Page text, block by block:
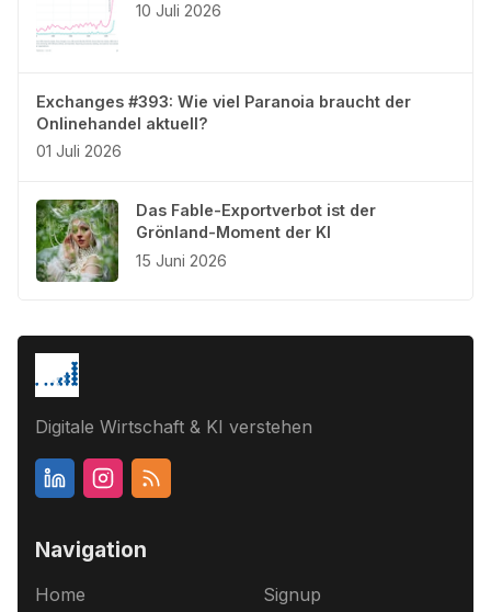
10 Juli 2026
Exchanges #393: Wie viel Paranoia braucht der
Onlinehandel aktuell?
01 Juli 2026
Das Fable-Exportverbot ist der
Grönland-Moment der KI
15 Juni 2026
Digitale Wirtschaft & KI verstehen
Navigation
Home Signup